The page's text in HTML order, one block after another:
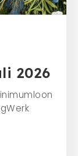
2026